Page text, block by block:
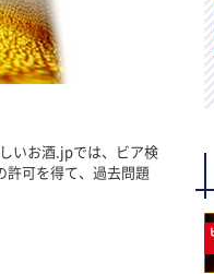
いお酒.jpでは、ビア検
許可を得て、過去問題